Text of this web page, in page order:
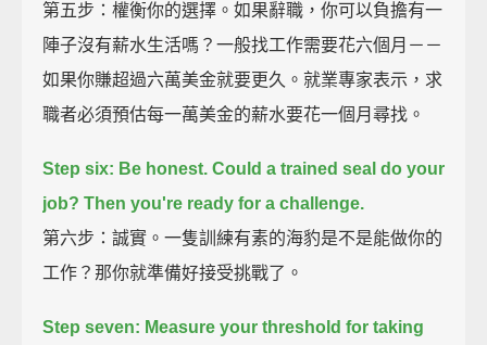
第五步：權衡你的選擇。如果辭職，你可以負擔有一
陣子沒有薪水生活嗎？一般找工作需要花六個月－－
如果你賺超過六萬美金就要更久。就業專家表示，求
職者必須預估每一萬美金的薪水要花一個月尋找。
Step six: Be honest. Could a trained seal do your
job? Then you're ready for a challenge.
第六步：誠實。一隻訓練有素的海豹是不是能做你的
工作？那你就準備好接受挑戰了。
Step seven: Measure your threshold for taking